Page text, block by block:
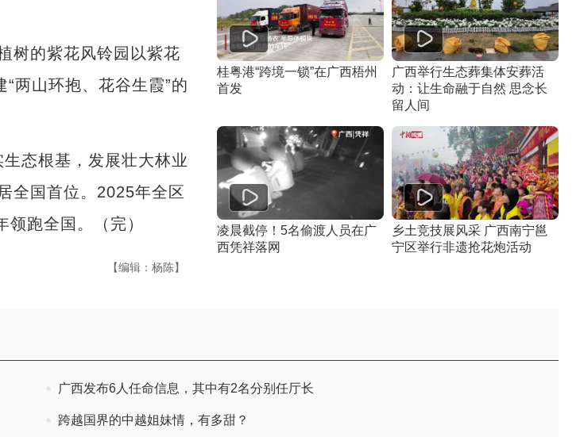
的紫花风铃园以紫花
两山环抱、花谷生霞”的
态根基，发展壮大林业
全国首位。2025年全区
跑全国。（完）
【编辑：杨陈】
桂粤港“跨境一锁”在广西梧州
首发
广西举行生态葬集体安葬活
动：让生命融于自然 思念长
留人间
凌晨截停！5名偷渡人员在广
西凭祥落网
乡土竞技展风采 广西南宁邕
宁区举行非遗抢花炮活动
广西发布6人任命信息，其中有2名分别任厅长
跨越国界的中越姐妹情，有多甜？